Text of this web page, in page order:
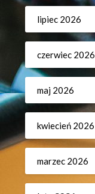
lipiec 2026
czerwiec 2026
maj 2026
kwiecień 2026
marzec 2026